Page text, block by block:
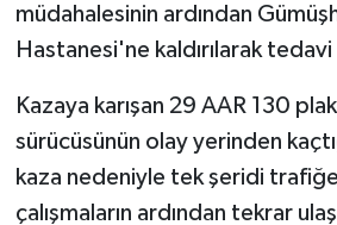
müdahalesinin ardından
Hastanesi'ne kaldırılarak tedavi
Kazaya karışan 29 AAR 130
sürücüsünün olay yerinden
kaza nedeniyle tek şeridi
çalışmaların ardından tekrar